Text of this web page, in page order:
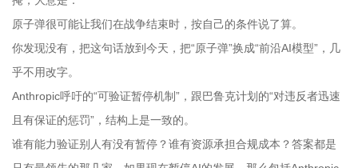
原子弹很可能让我们在战争结束时，按自己的条件说了算。
你发现没有，把这句话放到今天，把“原子弹”换成“前沿AI模型”，几
乎不用改字。
Anthropic呼吁的“可验证暂停机制”，跟巴鲁克计划的“对违反者迅速
且有保证的惩罚”，结构上是一致的。
谁有能力验证别人有没有暂停？谁有资源承担合规成本？答案都是